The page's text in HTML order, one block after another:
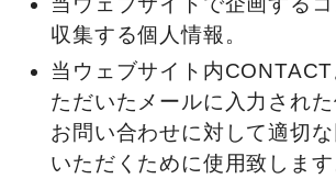
収集する個人情報。
当ウェブサイト内
ただいたメールに入力された
お問い合わせに対して適切
いただくために使用致します